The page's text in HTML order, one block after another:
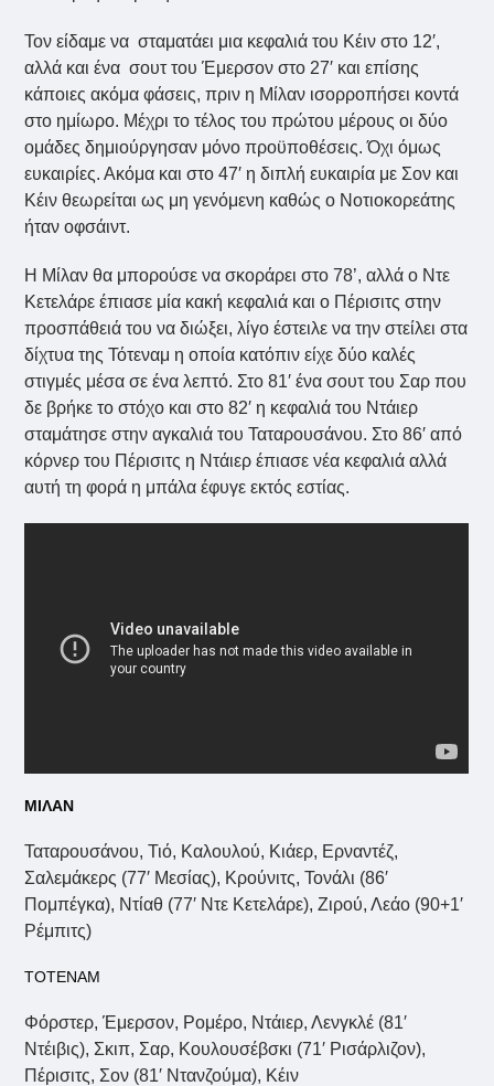
Τον είδαμε να σταματάει μια κεφαλιά του Κέιν στο 12′,
αλλά και ένα σουτ του Έμερσον στο 27′ και επίσης
κάποιες ακόμα φάσεις, πριν η Μίλαν ισορροπήσει κοντά
στο ημίωρο. Μέχρι το τέλος του πρώτου μέρους οι δύο
ομάδες δημιούργησαν μόνο προϋποθέσεις. Όχι όμως
ευκαιρίες. Ακόμα και στο 47′ η διπλή ευκαιρία με Σον και
Κέιν θεωρείται ως μη γενόμενη καθώς ο Νοτιοκορεάτης
ήταν οφσάιντ.
Η Μίλαν θα μπορούσε να σκοράρει στο 78’, αλλά ο Ντε
Κετελάρε έπιασε μία κακή κεφαλιά και ο Πέρισιτς στην
προσπάθειά του να διώξει, λίγο έστειλε να την στείλει στα
δίχτυα της Τότεναμ η οποία κατόπιν είχε δύο καλές
στιγμές μέσα σε ένα λεπτό. Στο 81′ ένα σουτ του Σαρ που
δε βρήκε το στόχο και στο 82′ η κεφαλιά του Ντάιερ
σταμάτησε στην αγκαλιά του Ταταρουσάνου. Στο 86′ από
κόρνερ του Πέρισιτς η Ντάιερ έπιασε νέα κεφαλιά αλλά
αυτή τη φορά η μπάλα έφυγε εκτός εστίας.
ΜΙΛΑΝ
Ταταρουσάνου, Τιό, Καλουλού, Κιάερ, Ερναντέζ,
Σαλεμάκερς (77′ Μεσίας), Κρούνιτς, Τονάλι (86′
Πομπέγκα), Ντίαθ (77′ Ντε Κετελάρε), Ζιρού, Λεάο (90+1′
Ρέμπιτς)
ΤΟΤΕΝΑΜ
Φόρστερ, Έμερσον, Ρομέρο, Ντάιερ, Λενγκλέ (81′
Ντέιβις), Σκιπ, Σαρ, Κουλουσέβσκι (71′ Ρισάρλιζον),
Πέρισιτς, Σον (81′ Ντανζούμα), Κέιν